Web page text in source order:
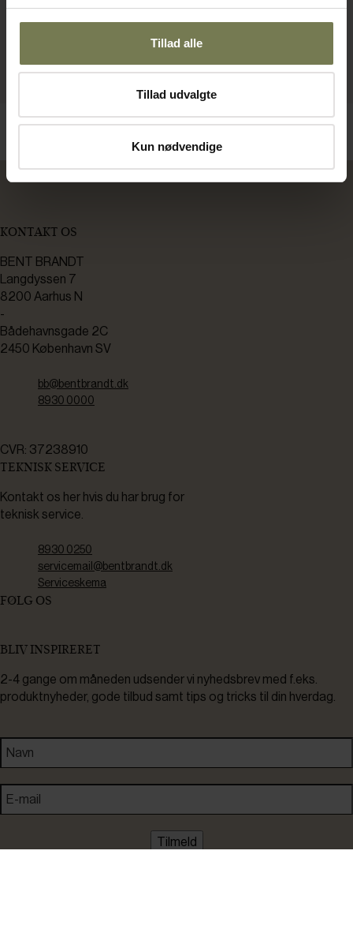
Tillad alle
Tillad udvalgte
Kun nødvendige
KONTAKT OS
BENT BRANDT
Langdyssen 7
8200 Aarhus N
-
Bådehavnsgade 2C
2450 København SV
bb@bentbrandt.dk
8930 0000
CVR: 37238910
TEKNISK SERVICE
Kontakt os her hvis du har brug for
teknisk service.
8930 0250
servicemail@bentbrandt.dk
Serviceskema
FØLG OS
BLIV INSPIRERET
2-4 gange om måneden udsender vi nyhedsbrev med f.eks.
produktnyheder, gode tilbud samt tips og tricks til din hverdag.
Tilmeld